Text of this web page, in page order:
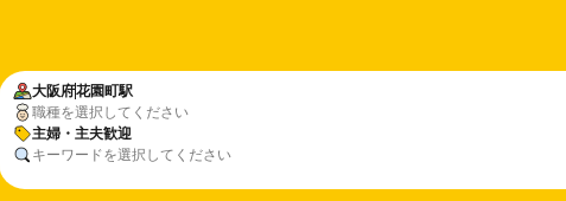
大阪府花園町駅
職種を選択してください
主婦・主夫歓迎
キーワードを選択してください